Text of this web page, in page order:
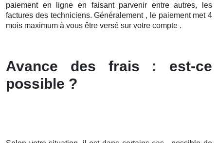
paiement en ligne en faisant parvenir entre autres, les
factures des techniciens. Généralement , le paiement met 4
mois maximum à vous être versé sur votre compte .
Avance des frais : est-ce
possible ?